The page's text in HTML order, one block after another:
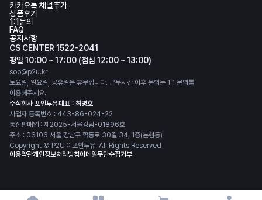
카카오톡 채널추가
상품후기
1:1문의
FAQ
공지사항
CS CENTER 1522-2041
평일 10:00 ~ 17:00 (점심 12:00 ~ 13:00)
soo@p2u.kr
토요일, 일요일, 공휴일은 휴무입니다. 근무시간 이후 문의는 1:1 문의를
이용해주세요.
주식회사 포인투유대표 : 최병호
사업자 등록번호 : 443-86-024-22
통신판매업 : 제2025-서울강남-01896호
주소 : 06106 서울 강남구 학동로 30길 34, 1층(논현동)
Copyright © P2U :: 포인투유. All Rights Reserved
이용약관개인정보처리방침이메일무단수집거부